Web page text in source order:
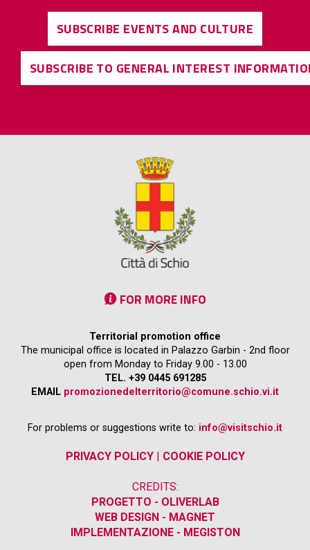
SUBSCRIBE EVENTS AND CULTURE
SUBSCRIBE TO GENERAL INTEREST
FOR MORE INFO
Territorial promotion office
The municipal office is located in Palazzo Garbin - 2nd floor
open from Monday to Friday 9.00 - 13.00
TEL. +39 0445 691285
EMAIL promozionedelterritorio@comune.schio.vi.it
For problems or suggestions write to: info@visitschio.it
PRIVACY POLICY| COOKIE POLICY
CREDITS:
PROGETTO - OLIVERLAB
WEB DESIGN - MAGNET
IMPLEMENTAZIONE - MEGISTON